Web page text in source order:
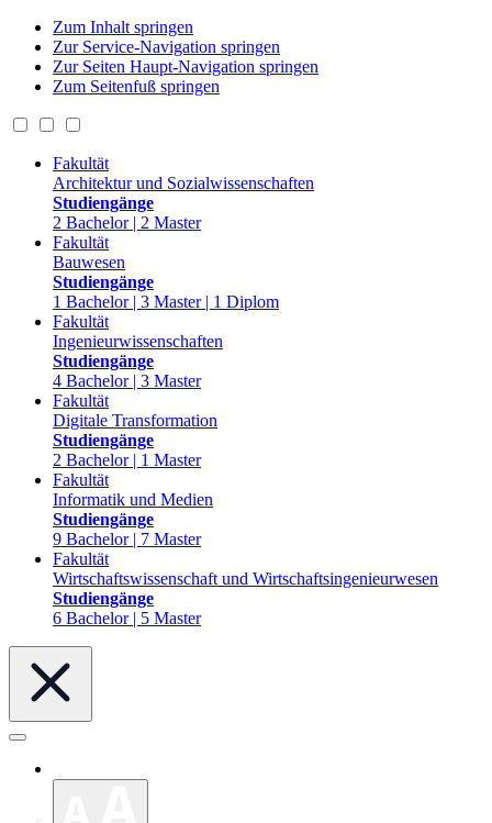
Zum Inhalt springen
Zur Service-Navigation springen
Zur Seiten Haupt-Navigation springen
Zum Seitenfuß springen
Fakultät
Architektur und Sozialwissenschaften
Studiengänge
2 Bachelor | 2 Master
Fakultät
Bauwesen
Studiengänge
1 Bachelor | 3 Master | 1 Diplom
Fakultät
Ingenieurwissenschaften
Studiengänge
4 Bachelor | 3 Master
Fakultät
Digitale Transformation
Studiengänge
2 Bachelor | 1 Master
Fakultät
Informatik und Medien
Studiengänge
9 Bachelor | 7 Master
Fakultät
Wirtschaftswissenschaft und Wirtschaftsingenieurwesen
Studiengänge
6 Bachelor | 5 Master